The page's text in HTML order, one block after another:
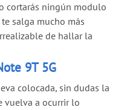
cortarás ningún modulo
salga mucho más
de hallar la
9T 5G
colocada, sin dudas la
vuelva a ocurrir lo